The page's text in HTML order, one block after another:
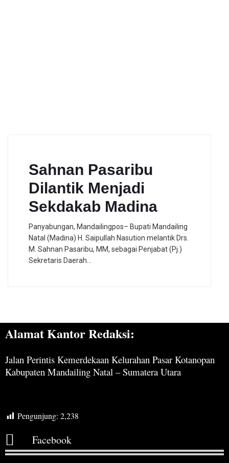
Sahnan Pasaribu
Dilantik Menjadi
Sekdakab Madina
Panyabungan, Mandailingpos– Bupati Mandailing
Natal (Madina) H. Saipullah Nasution melantik Drs.
M. Sahnan Pasaribu, MM, sebagai Penjabat (Pj.)
Sekretaris Daerah…
Alamat Kantor Redaksi:
Jalan Perintis Kemerdekaan Kelurahan Pasar Kotanopan
Kabupaten Mandailing Natal – Sumatera Utara
Pengunjung: 2,238
Facebook